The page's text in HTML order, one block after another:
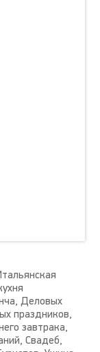
Деловых
праздников,
завтрака,
Свадеб,